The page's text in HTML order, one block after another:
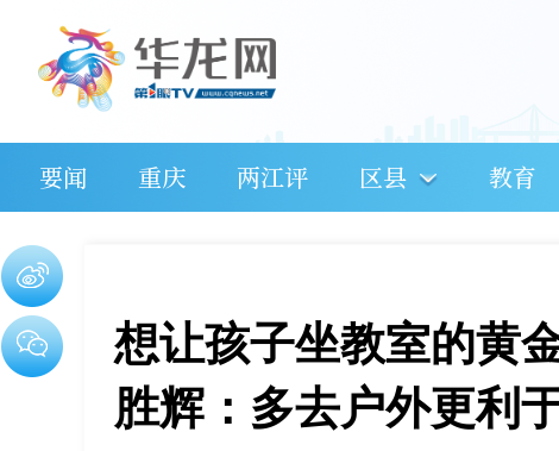
要闻 重庆 两江评 区县 教育
想让孩子坐教室的黄
胜辉：多去户外更利